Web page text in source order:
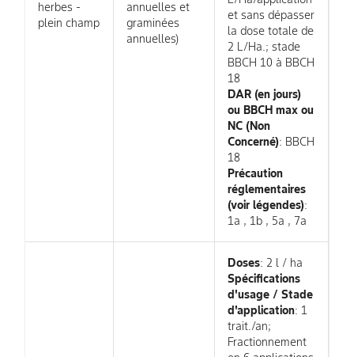
herbes -
plein champ
annuelles et
graminées
annuelles)
et sans dépasser
la dose totale de
2 L/Ha.; stade
BBCH 10 à BBCH
18
DAR (en jours)
ou BBCH max ou
NC (Non
Concerné): BBCH
18
Précaution
réglementaires
(voir légendes):
1a , 1b , 5a , 7a
Doses: 2 l / ha
Spécifications
d'usage / Stade
d'application: 1
trait./an;
Fractionnement